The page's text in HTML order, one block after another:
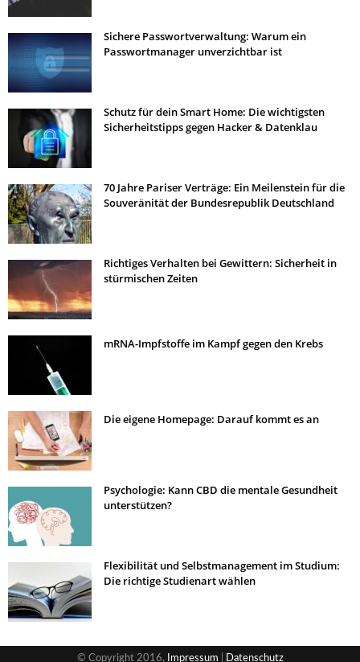
Sichere Passwortverwaltung: Warum ein
Passwortmanager unverzichtbar ist
Schutz für dein Smart Home: Die wichtigsten
Sicherheitstipps gegen Hacker & Datenklau
70 Jahre Pariser Verträge: Ein Meilenstein für die
Souveränität der Bundesrepublik Deutschland
Richtiges Verhalten bei Gewittern: Sicherheit in
stürmischen Zeiten
mRNA-Impfstoffe im Kampf gegen den Krebs
Die eigene Homepage: Darauf kommt es an
Psychologie: Kann CBD die mentale Gesundheit
unterstützen?
Flexibilität und Selbstmanagement im Studium:
Die richtige Studienart wählen
© Copyright 2016, Impressum Datenschutz